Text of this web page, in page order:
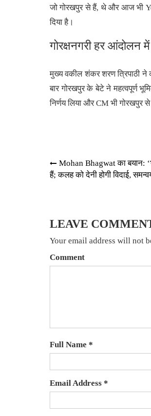
जो गोरखपुर से हैं, थे और आज भी
दिया है।
गोरक्षनगरी हर आंदोलन
मुख्य वकील शंकर शरण त्रिपाठी ने
बार गोरखपुर के बेटे ने महत्वपूर्ण
निर्णय लिया और CM भी गोरखपुर
Post
navigation
Mohan Bhagwat का बयान:
हैं; कलह को देनी होगी विदाई,
LEAVE
Your email address will not
Comment
Full Name *
Email Address *